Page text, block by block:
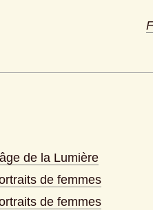
de la Lumière
de femmes
de femmes